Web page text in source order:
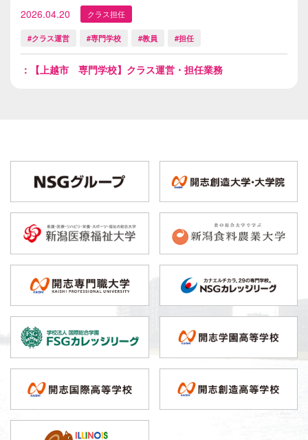
2026.04.20 クラス担任
#クラス運営 #専門学校 #教員 #担任
：【上越市 専門学校】クラス運営・担任業務